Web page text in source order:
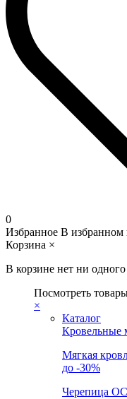
0
Избранное В избранном
Корзина ×
В корзине нет ни одного
Посмотреть
×
Каталог
Кровельные
Мягкая
до -30%
Черепица